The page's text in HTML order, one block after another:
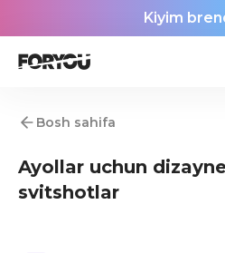
Kiyim
Bosh sahifa
Ayollar uchun
svitshotlar